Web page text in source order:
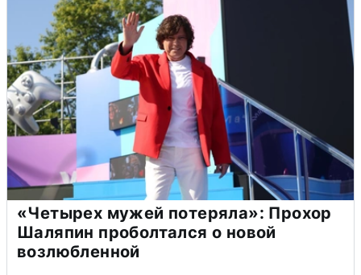
«Четырех мужей потеряла»: Прохор
Шаляпин проболтался о новой
возлюбленной